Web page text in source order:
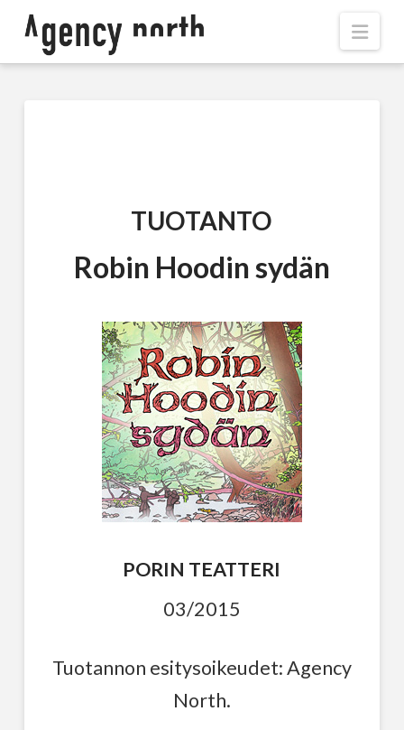
TUOTANTO
Robin Hoodin sydän
PORIN TEATTERI
03/2015
Tuotannon esitysoikeudet: Agency
North.